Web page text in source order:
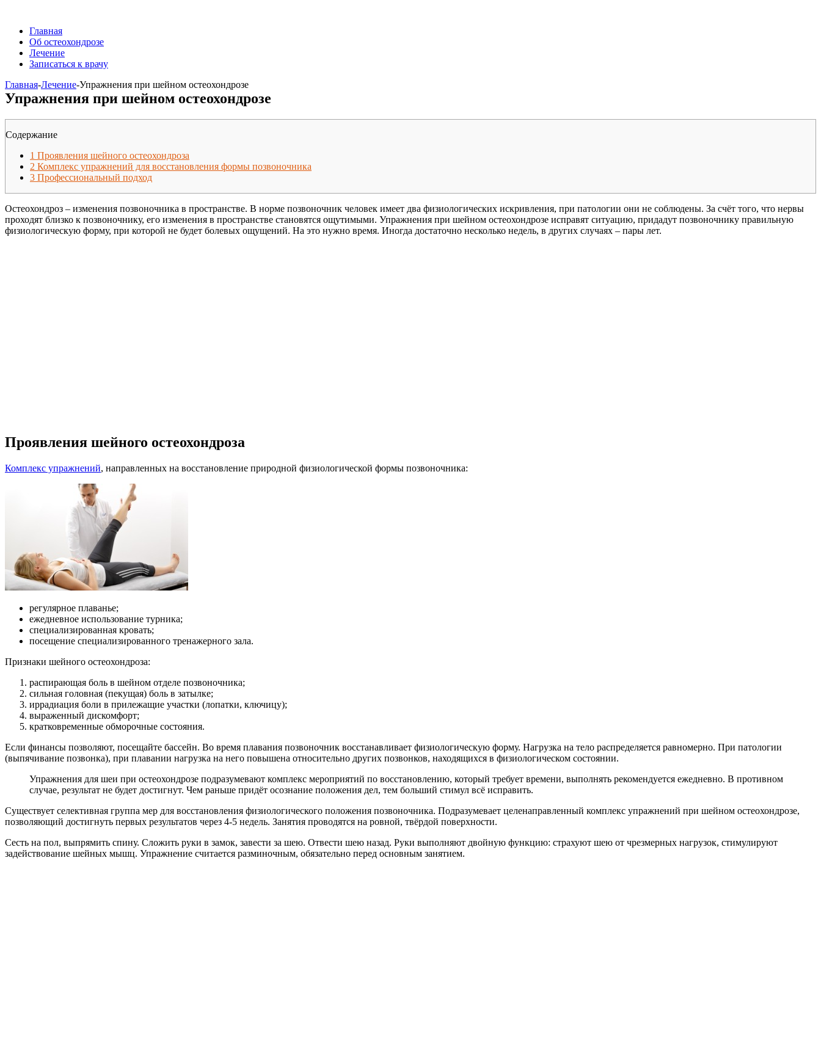
Главная
Об остеохондрозе
Лечение
Записаться к врачу
Главная-Лечение-Упражнения при шейном остеохондрозе
Упражнения при шейном остеохондрозе
Содержание
1 Проявления шейного остеохондроза
2 Комплекс упражнений для восстановления формы позвоночника
3 Профессиональный подход
Остеохондроз – изменения позвоночника в пространстве. В норме позвоночник человек имеет два физиологических искривления, при патологии они не соблюдены. За счёт того, что нервы
проходят близко к позвоночнику, его изменения в пространстве становятся ощутимыми. Упражнения при шейном остеохондрозе исправят ситуацию, придадут позвоночнику правильную
физиологическую форму, при которой не будет болевых ощущений. На это нужно время. Иногда достаточно несколько недель, в других случаях – пары лет.
Проявления шейного остеохондроза
Комплекс упражнений, направленных на восстановление природной физиологической формы позвоночника:
регулярное плаванье;
ежедневное использование турника;
специализированная кровать;
посещение специализированного тренажерного зала.
Признаки шейного остеохондроза:
распирающая боль в шейном отделе позвоночника;
сильная головная (пекущая) боль в затылке;
иррадиация боли в прилежащие участки (лопатки, ключицу);
выраженный дискомфорт;
кратковременные обморочные состояния.
Если финансы позволяют, посещайте бассейн. Во время плавания позвоночник восстанавливает физиологическую форму. Нагрузка на тело распределяется равномерно. При патологии
(выпячивание позвонка), при плавании нагрузка на него повышена относительно других позвонков, находящихся в физиологическом состоянии.
Упражнения для шеи при остеохондрозе подразумевают комплекс мероприятий по восстановлению, который требует времени, выполнять рекомендуется ежедневно. В противном
случае, результат не будет достигнут. Чем раньше придёт осознание положения дел, тем больший стимул всё исправить.
Существует селективная группа мер для восстановления физиологического положения позвоночника. Подразумевает целенаправленный комплекс упражнений при шейном остеохондрозе,
позволяющий достигнуть первых результатов через 4-5 недель. Занятия проводятся на ровной, твёрдой поверхности.
Сесть на пол, выпрямить спину. Сложить руки в замок, завести за шею. Отвести шею назад. Руки выполняют двойную функцию: страхуют шею от чрезмерных нагрузок, стимулируют
задействование шейных мышц. Упражнение считается разминочным, обязательно перед основным занятием.